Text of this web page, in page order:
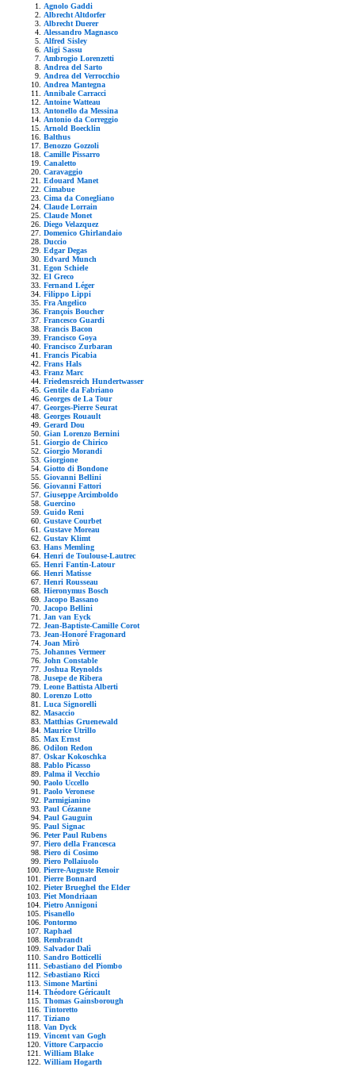
Agnolo Gaddi
Albrecht Altdorfer
Albrecht Duerer
Alessandro Magnasco
Alfred Sisley
Aligi Sassu
Ambrogio Lorenzetti
Andrea del Sarto
Andrea del Verrocchio
Andrea Mantegna
Annibale Carracci
Antoine Watteau
Antonello da Messina
Antonio da Correggio
Arnold Boecklin
Balthus
Benozzo Gozzoli
Camille Pissarro
Canaletto
Caravaggio
Edouard Manet
Cimabue
Cima da Conegliano
Claude Lorrain
Claude Monet
Diego Velazquez
Domenico Ghirlandaio
Duccio
Edgar Degas
Edvard Munch
Egon Schiele
El Greco
Fernand Léger
Filippo Lippi
Fra Angelico
François Boucher
Francesco Guardi
Francis Bacon
Francisco Goya
Francisco Zurbaran
Francis Picabia
Frans Hals
Franz Marc
Friedensreich Hundertwasser
Gentile da Fabriano
Georges de La Tour
Georges-Pierre Seurat
Georges Rouault
Gerard Dou
Gian Lorenzo Bernini
Giorgio de Chirico
Giorgio Morandi
Giorgione
Giotto di Bondone
Giovanni Bellini
Giovanni Fattori
Giuseppe Arcimboldo
Guercino
Guido Reni
Gustave Courbet
Gustave Moreau
Gustav Klimt
Hans Memling
Henri de Toulouse-Lautrec
Henri Fantin-Latour
Henri Matisse
Henri Rousseau
Hieronymus Bosch
Jacopo Bassano
Jacopo Bellini
Jan van Eyck
Jean-Baptiste-Camille Corot
Jean-Honoré Fragonard
Joan Mirò
Johannes Vermeer
John Constable
Joshua Reynolds
Jusepe de Ribera
Leone Battista Alberti
Lorenzo Lotto
Luca Signorelli
Masaccio
Matthias Gruenewald
Maurice Utrillo
Max Ernst
Odilon Redon
Oskar Kokoschka
Pablo Picasso
Palma il Vecchio
Paolo Uccello
Paolo Veronese
Parmigianino
Paul Cézanne
Paul Gauguin
Paul Signac
Peter Paul Rubens
Piero della Francesca
Piero di Cosimo
Piero Pollaiuolo
Pierre-Auguste Renoir
Pierre Bonnard
Pieter Brueghel the Elder
Piet Mondriaan
Pietro Annigoni
Pisanello
Pontormo
Raphael
Rembrandt
Salvador Dalì
Sandro Botticelli
Sebastiano del Piombo
Sebastiano Ricci
Simone Martini
Théodore Géricault
Thomas Gainsborough
Tintoretto
Tiziano
Van Dyck
Vincent van Gogh
Vittore Carpaccio
William Blake
William Hogarth